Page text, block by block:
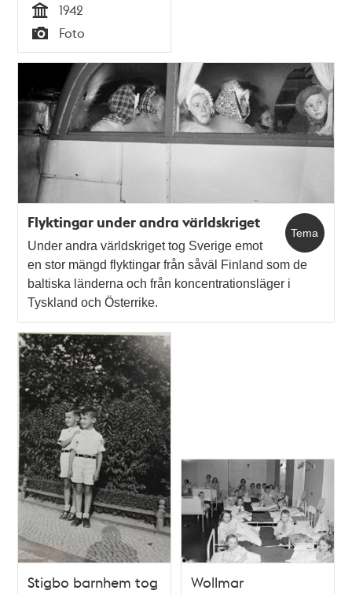
Tid
1942
Typ
Foto
Tema
Flyktingar under andra världskriget
Under andra världskriget tog Sverige emot
en stor mängd flyktingar från såväl Finland som de
baltiska länderna och från koncentrationsläger i
Tyskland och Österrike.
Stigbo barnhem tog
Wollmar